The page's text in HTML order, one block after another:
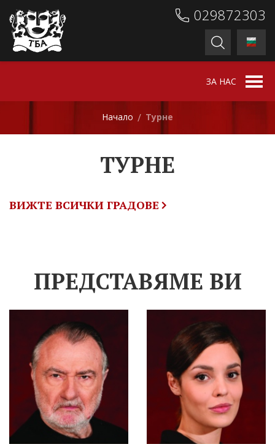
029872303
ЗА НАС
Начало / Турне
ТУРНЕ
ВИЖТЕ ВСИЧКИ ГРАДОВЕ
ПРЕДСТАВЯМЕ ВИ